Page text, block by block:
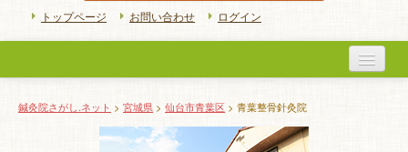
トップページ お問い合わせ ログイン
初めての方へ
鍼灸院さがし.ネット > 宮城県 > 仙台市青葉区 > 青葉整骨針灸院